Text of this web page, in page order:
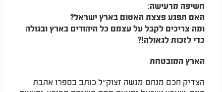
חשיפה מרעישה:
האם תפגע פצצת האטום בארץ ישראל?
ומה צריכים לקבל על עצמם כל היהודים בארץ ובגולה
כדי לזכות לגאולה!?
הארץ המובטחת
הצדיק חכם מנחם מנשה זצוק״ל כותב בספרו אהבת